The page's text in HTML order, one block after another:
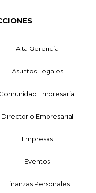
Alta Gerencia
Asuntos Legales
Comunidad Empresarial
Directorio Empresarial
Empresas
Eventos
Finanzas Personales